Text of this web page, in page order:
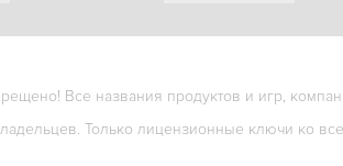
Все названия продуктов и игр,
Только лицензионные ключи ко